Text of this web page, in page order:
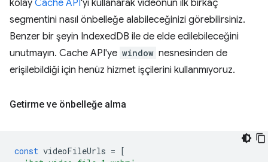
kolay Cache API'yi kullanarak videonun ilk birkaç
segmentini nasıl önbelleğe alabileceğinizi görebilirsiniz.
Benzer bir şeyin IndexedDB ile de elde edilebileceğini
unutmayın. Cache API'ye window nesnesinden de
erişilebildiği için henüz hizmet işçilerini kullanmıyoruz.
Getirme ve önbelleğe alma
const videoFileUrls = [